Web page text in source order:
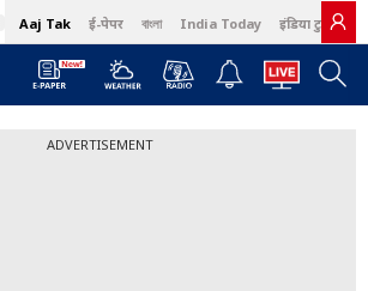
Aaj Tak ई-पेपर বাংলা India Today इंडिया टुडे हिंदी
ADVERTISEMENT